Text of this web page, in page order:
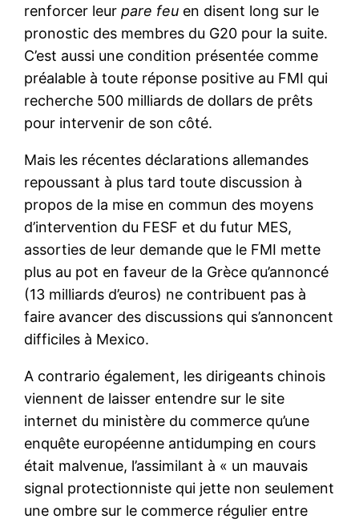
renforcer leurpare feu en disent long sur le
pronostic des membres du G20 pour la suite.
C’est aussi une condition présentée comme
préalable à toute réponse positive au FMI qui
recherche 500 milliards de dollars de prêts
pour intervenir de son côté.
Mais les récentes déclarations allemandes
repoussant à plus tard toute discussion à
propos de la mise en commun des moyens
d’intervention du FESF et du futur MES,
assorties de leur demande que le FMI mette
plus au pot en faveur de la Grèce qu’annoncé
(13 milliards d’euros) ne contribuent pas à
faire avancer des discussions qui s’annoncent
difficiles à Mexico.
A contrario également, les dirigeants chinois
viennent de laisser entendre sur le site
internet du ministère du commerce qu’une
enquête européenne antidumping en cours
était malvenue, l’assimilant à « un mauvais
signal protectionniste qui jette non seulement
une ombre sur le commerce régulier entre